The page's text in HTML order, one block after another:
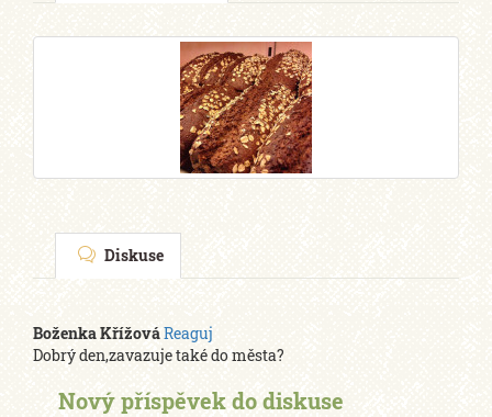
Diskuse
Boženka KřížováReaguj
Dobrý den,zavazuje také do města?
Nový příspěvek do diskuse